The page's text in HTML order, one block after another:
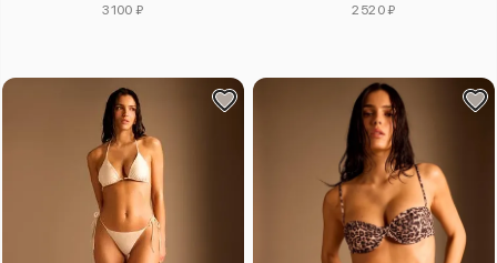
3100 ₽
2520 ₽